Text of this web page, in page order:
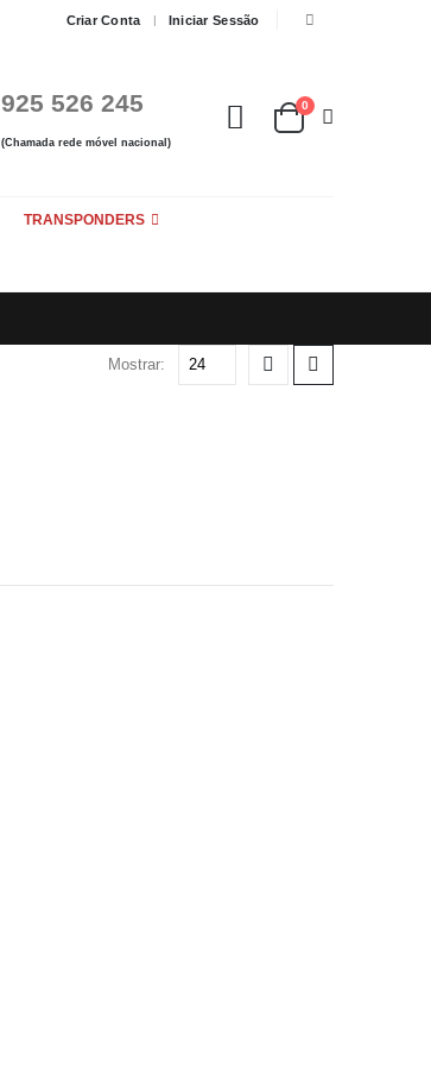
Criar Conta Iniciar Sessão
925 526 245
(Chamada rede móvel nacional)
0
TRANSPONDERS
Mostrar: